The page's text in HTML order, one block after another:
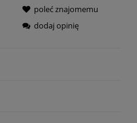
poleć znajomemu
dodaj opinię